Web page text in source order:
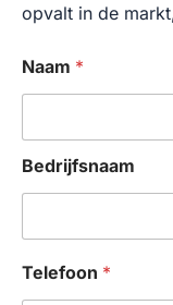
opvalt in de
Naam *
Bedrijfsnaam
Telefoon *